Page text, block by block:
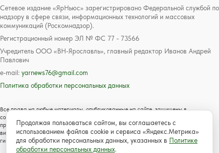
Сетевое издание «ЯрНьюс» зарегистрировано Федеральной службой по
надзору в сфере связи, информационных технологий и массовых
коммуникаций (Роскомнадзор).
Регистрационный номер ЭЛ № ФС 77 - 73566
Учредитель ООО «ВН-Ярославль», главный редактор Иванов Андрей
Павлович
e-mail: yarnews76@gmail.com
Политика обработки персональных данных
Все права на любые материалы, опубликованные на сайте, защищены в
соответствии с российским и международным законодательством об авторском
праве и смежных правах. Любое использование текстовых, фото, аудио и
видеоматериалов возможно только с согласия правообладателя с обязательной
гиперссылкой на сайт https://www.yarnews.net; Для детей старше 16 лет.
Продолжая пользоваться сайтом, вы соглашаетесь с
использованием файлов cookie и сервиса «Яндекс.Метрика»
для обработки персональных данных, указанных в Политике
обработки персональных данных.